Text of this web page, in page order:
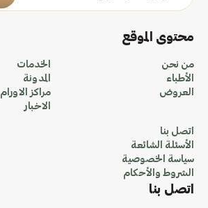
محتوى الموقع
من نحن
الأطباء
العروض
الخدمات
المدونة
مراكز الاورام
الاخبار
اتصل بنا
الأسئلة الشائعة
سياسة الخصوصية
الشروط والأحكام
اتصل بنا